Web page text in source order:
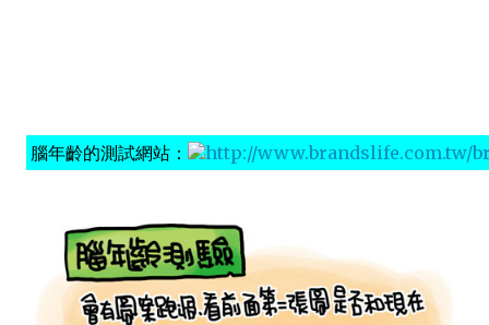
腦年齡的測試網站： http://www.brandslife.com.tw/